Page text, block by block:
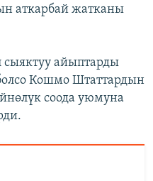
аткарбай жатканы
айыптарды
Кошмо Штаттардын
соода уюмуна